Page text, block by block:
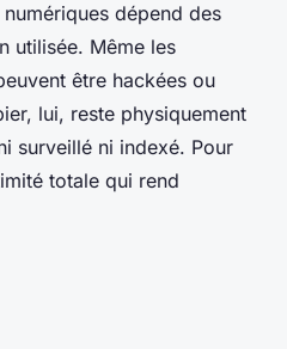
dépend des
utilisée. Même les
être hackées ou
lui, reste physiquement
surveillé ni indexé. Pour
totale qui rend